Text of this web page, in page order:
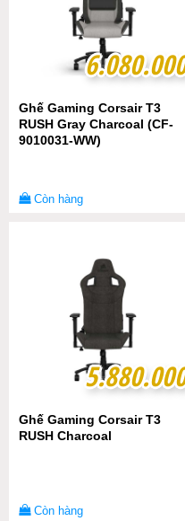
Ghế Gaming Corsair T3
RUSH Gray Charcoal (CF-
9010031-WW)
Còn hàng
Ghế Gaming Corsair T3
RUSH Charcoal
Còn hàng